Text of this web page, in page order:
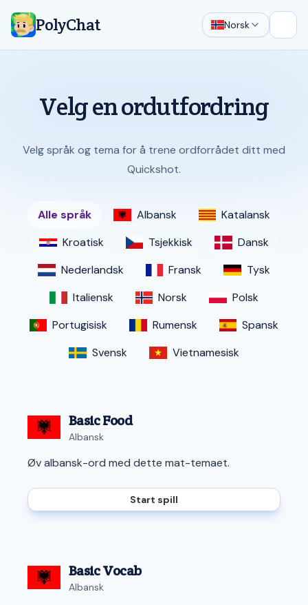
PolyChat Norsk
Velg en ordutfordring
Velg språk og tema for å trene ordforrådet ditt med
Quickshot.
Alle språk Albansk
Katalansk
Kroatisk
Tsjekkisk
Dansk
Nederlandsk
Fransk
Tysk
Italiensk
Norsk
Polsk
Portugisisk
Rumensk
Spansk
Svensk
Vietnamesisk
Basic Food
Albansk
Øv albansk-ord med dette mat-temaet.
Start spill
Basic Vocab
Albansk